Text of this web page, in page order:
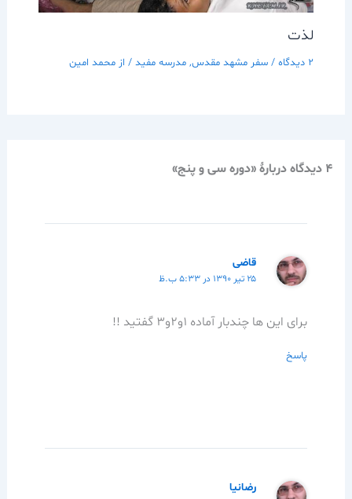
لذت
2 دیدگاه / سفر مشهد مقدس, مدرسه مفيد/ از محمد امین
4 دیدگاه دربارهٔ «دوره سی و پنج»
قاضی
۲۵ تیر ۱۳۹۰ در ۵:۳۳ ب.ظ
برای این ها چندبار آماده 1و2و3 گفتید !!
پاسخ
رضانیا